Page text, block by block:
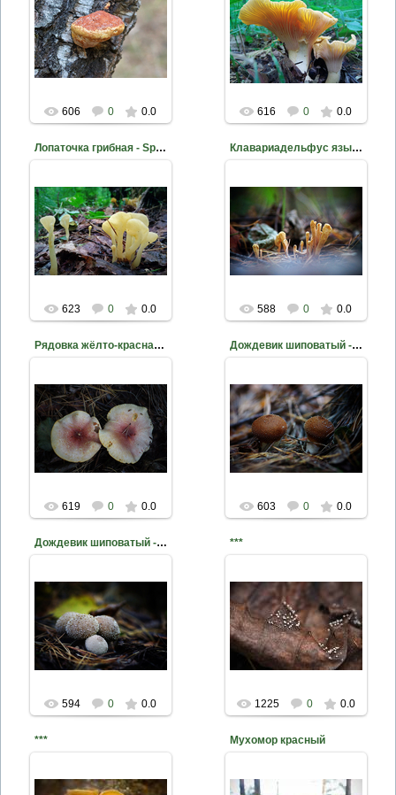
2021-05-22
Фото Д. Жуков
mite
606 0 0.0
2020-12-04
Фото Д. Жуков
mite
616 0 0.0
Лопаточка грибная - Spathularia flavida
2020-11-27
Фото Д. Жуков
mite
623 0 0.0
Клавариадельфус язычковый - Clavariadelphus ligula
2020-11-03
Фото Д. Жуков
mite
588 0 0.0
Рядовка жёлто-красная - Tricholomopsis rutilans
2020-11-01
Фото Д. Жуков
mite
619 0 0.0
Дождевик шиповатый - Lycoperdon perlatum
2020-10-30
Фото Д. Жуков
mite
603 0 0.0
Дождевик шиповатый - Lycoperdon perlatum
2020-10-30
Фото Д. Жуков
mite
594 0 0.0
***
2016-01-28
Фото Д. Жуков
mite
1225 0 0.0
*** Мухомор красный